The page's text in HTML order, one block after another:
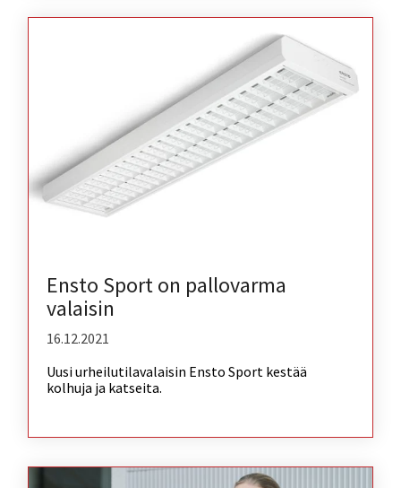
Ensto Sport on pallovarma
valaisin
16.12.2021
Uusi urheilutilavalaisin Ensto Sport kestää
kolhuja ja katseita.